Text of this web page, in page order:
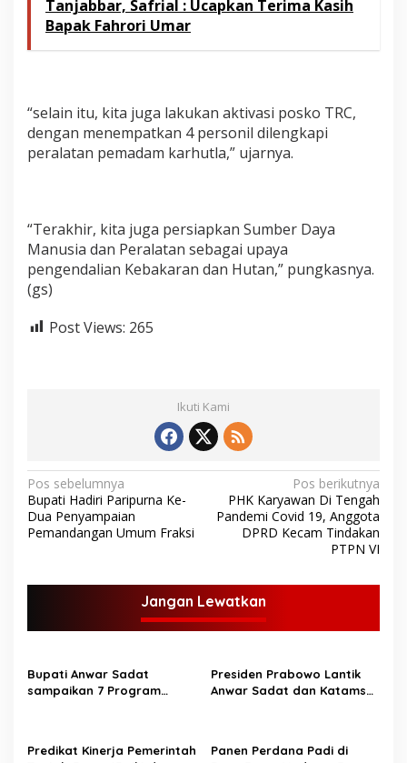
Tanjabbar, Safrial : Ucapkan Terima Kasih
Bapak Fahrori Umar
“selain itu, kita juga lakukan aktivasi posko TRC,
dengan menempatkan 4 personil dilengkapi
peralatan pemadam karhutla,” ujarnya.
“Terakhir, kita juga persiapkan Sumber Daya
Manusia dan Peralatan sebagai upaya
pengendalian Kebakaran dan Hutan,” pungkasnya.
(gs)
Post Views: 265
Ikuti Kami
N
a
v
g
s
i
p
s
Pos sebelumnya
Bupati Hadiri Paripurna Ke-
Dua Penyampaian
Pemandangan Umum Fraksi
Pos berikutnya
PHK Karyawan Di Tengah
Pandemi Covid 19, Anggota
DPRD Kecam Tindakan
PTPN VI
Jangan Lewatkan
Bupati Anwar Sadat
sampaikan 7 Program
Presiden Prabowo Lantik
Anwar Sadat dan Katamso
Predikat Kinerja Pemerintah
Panen Perdana Padi di